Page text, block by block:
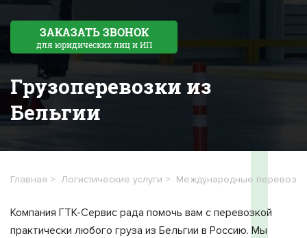
Грузоперевозки из
Бельгии
ЗАКАЗАТЬ ЗВОНОК
для юридических лиц и ИП
Главная Логистические услуги Международные перевозки
Компания ГТК-Сервис рада помочь вам с перевозкой
практически любого груза из Бельгии в Россию. Мы